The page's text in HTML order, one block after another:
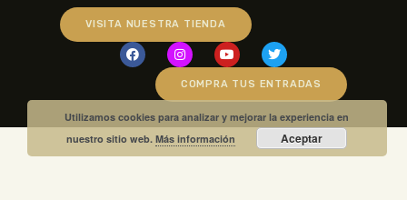
VISITA NUESTRA TIENDA
COMPRA TUS ENTRADAS
Utilizamos cookies para analizar y mejorar la experiencia en
nuestro sitio web.Más información Aceptar